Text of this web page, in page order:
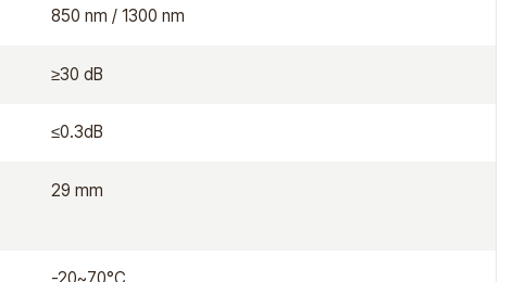
850 nm / 1300 nm
≥30 dB
≤0.3dB
29 mm